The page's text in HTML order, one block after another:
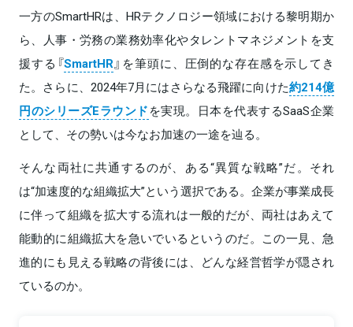
一方のSmartHRは、HRテクノロジー領域における黎明期か
ら、人事・労務の業務効率化やタレントマネジメントを支
援する『SmartHR』を筆頭に、圧倒的な存在感を示してき
た。さらに、2024年7月にはさらなる飛躍に向けた約214億
円のシリーズEラウンドを実現。日本を代表するSaaS企業
として、その勢いは今なお加速の一途を辿る。
そんな両社に共通するのが、ある“異質な戦略”だ。それ
は“加速度的な組織拡大”という選択である。企業が事業成長
に伴って組織を拡大する流れは一般的だが、両社はあえて
能動的に組織拡大を急いでいるというのだ。この一見、急
進的にも見える戦略の背後には、どんな経営哲学が隠され
ているのか。